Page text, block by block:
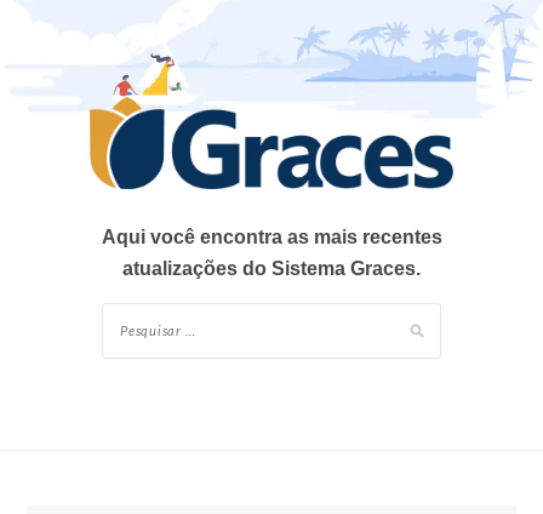
Aqui você encontra as mais recentes
atualizações do Sistema Graces.
por: